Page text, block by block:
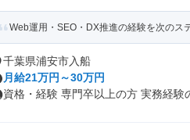
Web運用・SEO・DX推進の経験を次のス
千葉県浦安市入船
月給21万円～30万円
資格・経験 専門卒以上の方 実務経験